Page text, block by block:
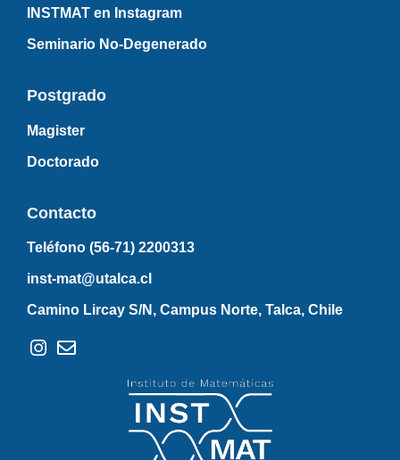
INSTMAT en Instagram
Seminario No-Degenerado
Postgrado
Magister
Doctorado
Contacto
Teléfono (56-71) 2200313
inst-mat@utalca.cl
Camino Lircay S/N, Campus Norte, Talca, Chile